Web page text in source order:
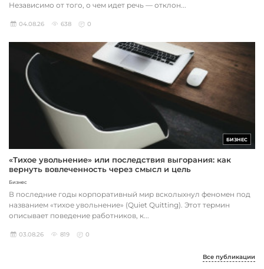
Независимо от того, о чем идет речь — отклон...
04.08.26 638 0
БИЗНЕС
«Тихое увольнение» или последствия выгорания: как
вернуть вовлеченность через смысл и цель
Бизнес
В последние годы корпоративный мир всколыхнул феномен под
названием «тихое увольнение» (Quiet Quitting). Этот термин
описывает поведение работников, к...
03.08.26 819 0
Все публикации